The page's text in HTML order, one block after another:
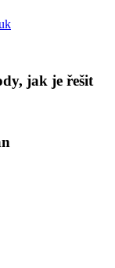
jak je řešit